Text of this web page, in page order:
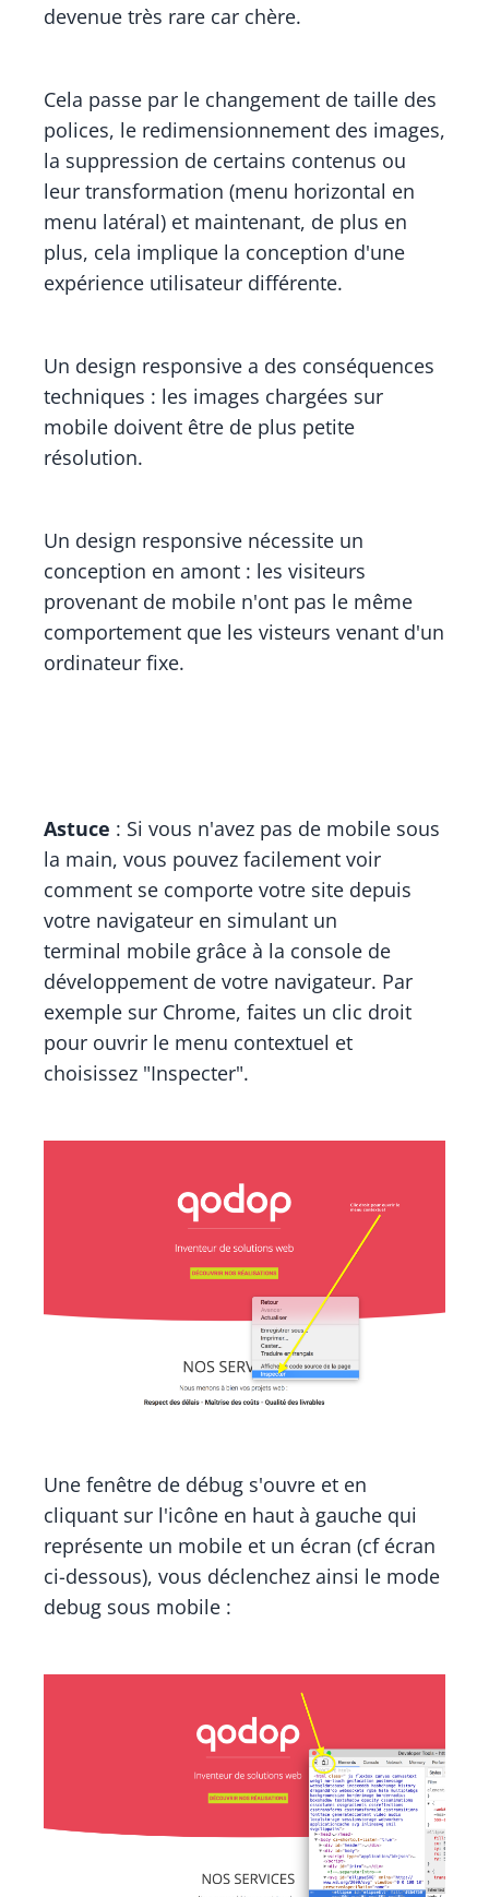
devenue très rare car chère.
Cela passe par le changement de taille des
polices, le redimensionnement des images,
la suppression de certains contenus ou
leur transformation (menu horizontal en
menu latéral) et maintenant, de plus en
plus, cela implique la conception d'une
expérience utilisateur différente.
Un design responsive a des conséquences
techniques : les images chargées sur
mobile doivent être de plus petite
résolution.
Un design responsive nécessite un
conception en amont : les visiteurs
provenant de mobile n'ont pas le même
comportement que les visteurs venant d'un
ordinateur fixe.
Astuce : Si vous n'avez pas de mobile sous
la main, vous pouvez facilement voir
comment se comporte votre site depuis
votre navigateur en simulant un
terminal mobile grâce à la console de
développement de votre navigateur. Par
exemple sur Chrome, faites un clic droit
pour ouvrir le menu contextuel et
choisissez "Inspecter".
Une fenêtre de débug s'ouvre et en
cliquant sur l'icône en haut à gauche qui
représente un mobile et un écran (cf écran
ci-dessous), vous déclenchez ainsi le mode
debug sous mobile :